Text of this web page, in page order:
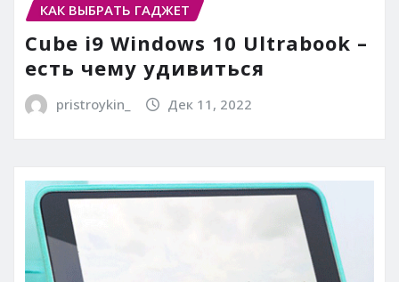
КАК ВЫБРАТЬ ГАДЖЕТ
Cube i9 Windows 10 Ultrabook –
есть чему удивиться
pristroykin_ Дек 11, 2022